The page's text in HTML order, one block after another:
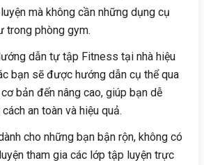
mà không cần những dụng cụ
trong phòng gym.
dẫn tự tập Fitness tại nhà hiệu
bạn sẽ được hướng dẫn cụ thể qua
bản đến nâng cao, giúp bạn dễ
an toàn và hiệu quả.
cho những bạn bận rộn, không có
tham gia các lớp tập luyện trực